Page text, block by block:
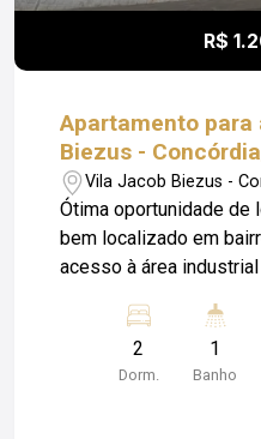
R$
Apartamento
Biezus -
Vila Jacob Biezus -
Ótima oportunidade de
bem localizado em
acesso à área
economia de tempo e mobilidade.
com comércio
transporte público e
2
Dorm.
1
Banho